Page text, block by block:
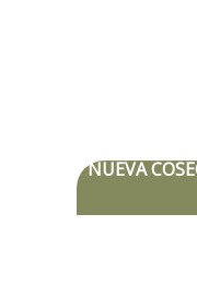
NUEVA